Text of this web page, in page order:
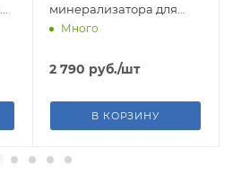
минерализатора для
Престиж
Много
2 790 руб./шт
В КОРЗИНУ